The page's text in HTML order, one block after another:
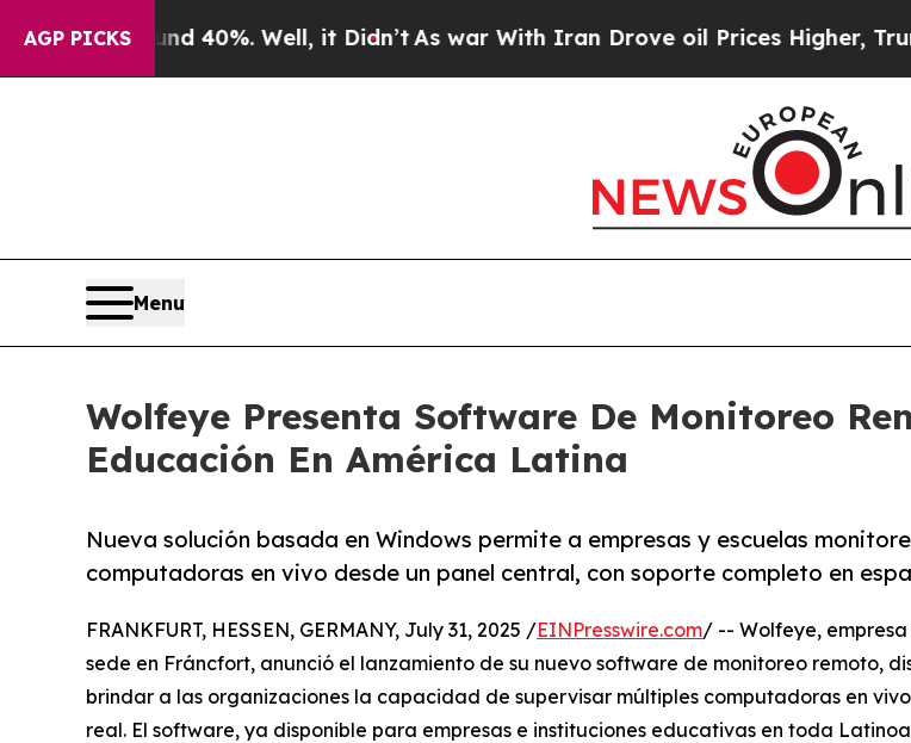
AGP PICKS
Around 40%. Well, it Didn’t As war With Iran Drove oil Prices Higher, Trump
Menu
Wolfeye Presenta Software De Monitoreo
Educación En América Latina
Nueva solución basada en Windows permite a empresas y escuelas
computadoras en vivo desde un panel central, con soporte completo en
FRANKFURT, HESSEN, GERMANY, July 31, 2025 /EINPresswire.com/ -- Wolfeye,
sede en Fráncfort, anunció el lanzamiento de su nuevo software de monitoreo remoto,
brindar a las organizaciones la capacidad de supervisar múltiples computadoras en
real. El software, ya disponible para empresas e instituciones educativas en toda